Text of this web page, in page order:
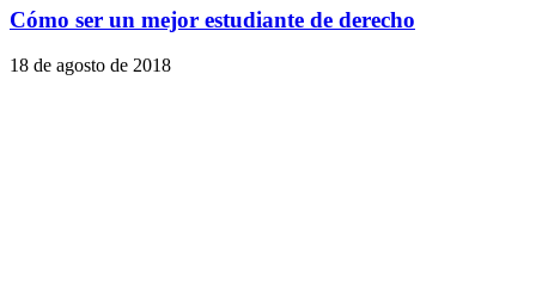
Cómo ser un mejor estudiante de derecho
18 de agosto de 2018